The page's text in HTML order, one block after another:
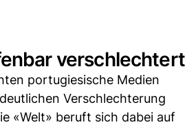
verschlechtert
portugiesische Medien
Verschlechterung
«Welt» beruft sich dabei auf